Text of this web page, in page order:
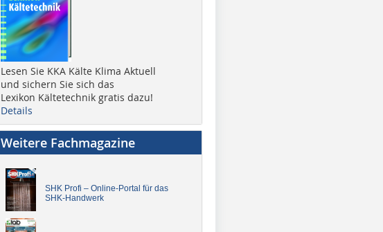
Lesen Sie KKA Kälte Klima Aktuell
und sichern Sie sich das
Lexikon Kältetechnik gratis dazu!
Details
Weitere Fachmagazine
SHK Profi – Online-Portal für das
SHK-Handwerk